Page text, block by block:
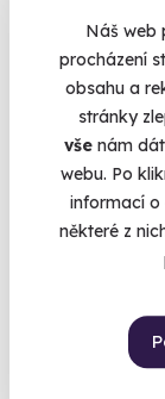
Náš web
procházení
obsahu a
stránky
vše nám
webu. Po
informací o
některé z
U vás doma
2 599 Kč
Exkluzivně u